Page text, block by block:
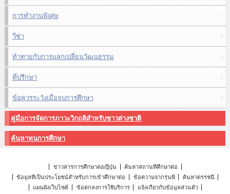
การทำงานพิเศษ
วีซ่า
ท้าทายกับการแลกเปลี่ยนวัฒนธรรม
ที่ปรึกษา
ข้อควรระวังเมื่อจบการศึกษา
คู่มือการจัดการภาวะวิกฤติสำหรับชาวต่างชาติ
ค้นหาทุนการศึกษา
ข่าวสารการศึกษาต่อญี่ปุ่น
ค้นหาสถานที่ศึกษาต่อ
ข้อมูลที่เป็นประโยชน์สำหรับการเข้าศึกษาต่อ
ข้อความจากรุ่นพี่
ค้นหาดรรชนี
แผนผังเว็บไซต์
ข้อตกลงการใช้บริการ
แจ้งเกี่ยวกับข้อมูลส่วนตัว